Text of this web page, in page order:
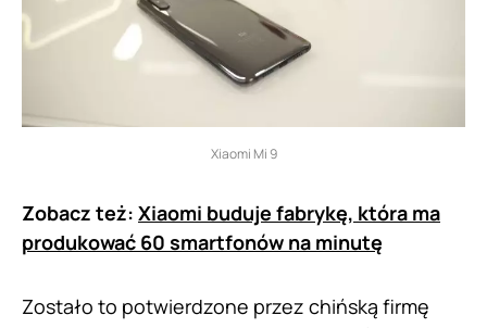
Xiaomi Mi 9
Zobacz też: Xiaomi buduje fabrykę, która ma
produkować 60 smartfonów na minutę
Zostało to potwierdzone przez chińską firmę